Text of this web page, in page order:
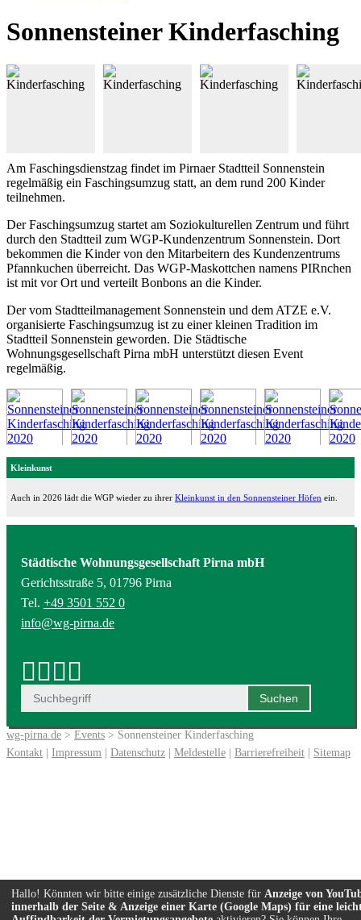
Sonnensteiner Kinderfasching
Am Faschingsdienstzag findet im Pirnaer Stadtteil Sonnenstein
regelmäßig ein Faschingsumzug statt, an dem rund 200 Kinder
teilnehmen.
Der Faschingsumzug startet am Soziokulturellen Zentrum und führt
durch den Stadtteil zum WGP-Kundenzentrum Sonnenstein. Dort
bekommen die Kinder von den Mitarbeitern des Kundenzentrums
Pfannkuchen überreicht. Das WGP-Maskottchen namens PIRnchen
ist mit vor Ort und verteilt Bonbons an die Kinder.
Der vom Stadtteilmanagement Sonnenstein und dem ATZE e.V.
organisierte Faschingsumzug ist zu einer kleinen Tradition im
Stadtteil Sonnenstein geworden. Die Städtische
Wohnungsgesellschaft Pirna mbH unterstützt diesen Event
regelmäßig.
Kleinkunst
Auch in 2026 lädt die WGP wieder zu ihrer Kleinkunst in den Sonnensteiner Höfen ein.
Städtische Wohnungsgesellschaft Pirna mbH
Gerichtsstraße 5, 01796 Pirna
Tel. +49 3501 552 0
info@wg-pirna.de
wg-pirna.de > Events > Sonnensteiner Kinderfasching
Kontakt | Impressum | Datenschutz | Meldestelle | Barrierefreiheit | Sitemap
Hallo! Könnten wir bitte einige zusätzliche Dienste für Anzeige von
innerhalb der Seite & Anzeige einer Karte (Google Maps) für eine